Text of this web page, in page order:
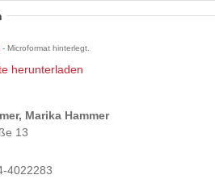
- Microformat hinterlegt.
herunterladen
Marika Hammer
13
4022283